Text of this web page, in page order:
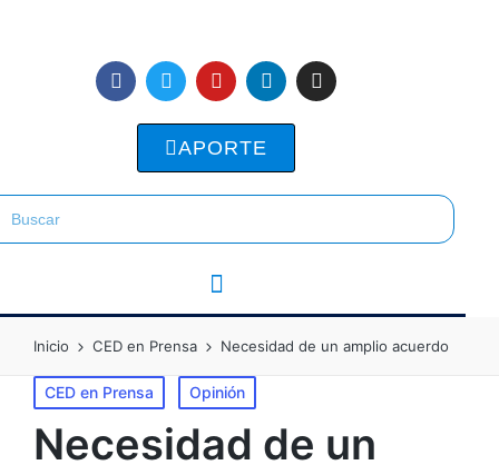
APORTE
Inicio CED en Prensa Necesidad de un amplio acuerdo
CED en Prensa Opinión
Necesidad de un